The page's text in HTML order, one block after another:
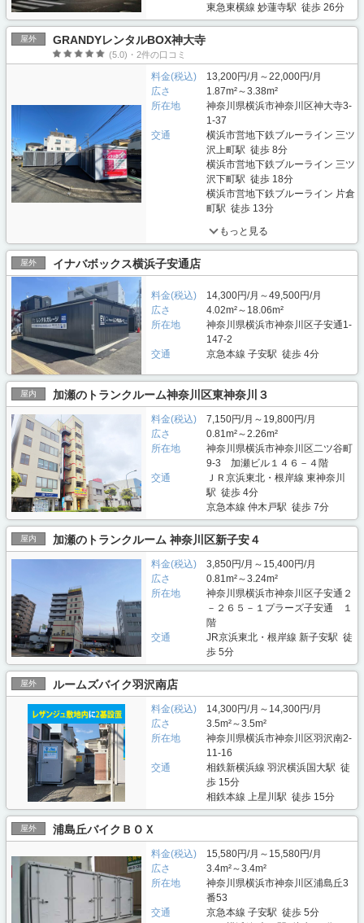
東急東横線 妙蓮寺駅 徒歩 26分
屋外 GRANDYレンタルBOX神大寺
(5.0)・2件の口コミ
料金(税込)
13,200円/月～22,000円/月
広さ
1.87m²～3.38m²
所在地
神奈川県横浜市神奈川区神大寺3-
1-37
交通
横浜市営地下鉄ブルーライン 三ツ
沢上町駅 徒歩 8分
横浜市営地下鉄ブルーライン 三ツ
沢下町駅 徒歩 18分
横浜市営地下鉄ブルーライン 片倉
町駅 徒歩 13分
もっと見る
屋外 イナバボックス横浜子安通店
料金(税込)
14,300円/月～49,500円/月
広さ
4.02m²～18.06m²
所在地
神奈川県横浜市神奈川区子安通1-
147-2
交通
京急本線 子安駅 徒歩 4分
屋内 加瀬のトランクルーム神奈川区東神奈川３
料金(税込)
7,150円/月～19,800円/月
広さ
0.81m²～2.26m²
所在地
神奈川県横浜市神奈川区二ツ谷町
9-3 加瀬ビル１４６－４階
交通
ＪＲ京浜東北・根岸線 東神奈川
駅 徒歩 4分
京急本線 仲木戸駅 徒歩 7分
屋内 加瀬のトランクルーム 神奈川区新子安４
料金(税込)
3,850円/月～15,400円/月
広さ
0.81m²～3.24m²
所在地
神奈川県横浜市神奈川区子安通２
－２６５－１プラーズ子安通 １
階
交通
JR京浜東北・根岸線 新子安駅 徒
歩 5分
屋外 ルームズバイク羽沢南店
料金(税込)
14,300円/月～14,300円/月
広さ
3.5m²～3.5m²
所在地
神奈川県横浜市神奈川区羽沢南2-
11-16
交通
相鉄新横浜線 羽沢横浜国大駅 徒
歩 15分
相鉄本線 上星川駅 徒歩 15分
屋外 浦島丘バイクＢＯＸ
料金(税込)
15,580円/月～15,580円/月
広さ
3.4m²～3.4m²
所在地
神奈川県横浜市神奈川区浦島丘3
番53
交通
京急本線 子安駅 徒歩 5分